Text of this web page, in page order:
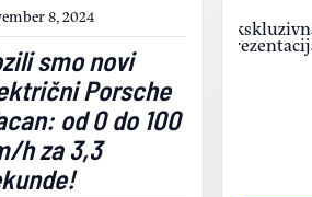
8, 2024
smo novi
Porsche
od 0 do 100
h za 3,3